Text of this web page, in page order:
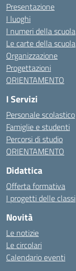
Presentazione
I luoghi
I numeri della scuola
Le carte della scuola
Organizzazione
Progettazioni
ORIENTAMENTO
I Servizi
Personale scolastico
Famiglie e studenti
Percorsi di studio
ORIENTAMENTO
Didattica
Offerta formativa
I progetti delle classi
Novità
Le notizie
Le circolari
Calendario eventi